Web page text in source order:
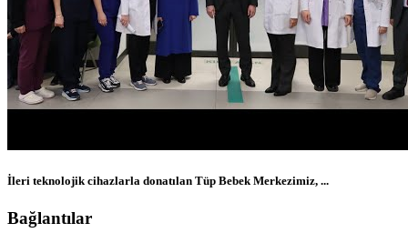
İleri teknolojik cihazlarla donatılan Tüp Bebek Merkezimiz, ...
Bağlantılar